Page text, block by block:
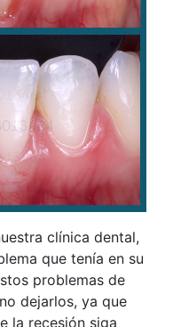
clínica dental,
que tenía en su
problemas de
dejarlos, ya que
la recesión siga